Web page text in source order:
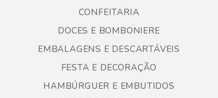
CONFEITARIA
DOCES E BOMBONIERE
EMBALAGENS E DESCARTÁVEIS
FESTA E DECORAÇÃO
HAMBÚRGUER E EMBUTIDOS